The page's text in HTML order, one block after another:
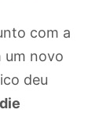
com a
um novo
deu